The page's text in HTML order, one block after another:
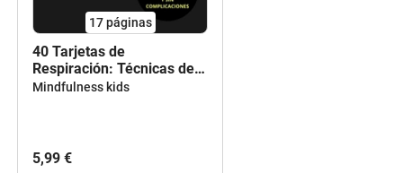
17páginas
40 Tarjetas de
Respiración: Técnicas de
Calma y Regulación
Mindfulness kids
5,99 €